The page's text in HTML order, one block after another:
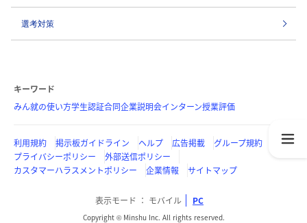
選考対策
キーワード
みん就の使い方学生認証合同企業説明会インターン授業評価
利用規約 掲示板ガイドライン ヘルプ 広告掲載
グループ規約
プライバシーポリシー
外部送信ポリシー
カスタマーハラスメントポリシー
企業情報 サイトマップ
表示モード モバイル PC
Copyright © Minshu Inc. All rights reserved.